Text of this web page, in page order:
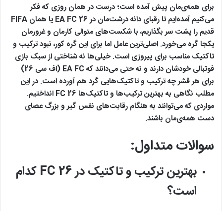
برای همه‌ی‌مان پیش آمده است؛ درست در همان روزی که فکر
می‌کنیم آمده‌ایم تا رقبای دانه درشت‌مان در EA FC 26 یا همان FIFA
قدیم را پشت سر بگذاریم، با شکست‌های متوالی کارمان و غرورمان
یکجا گره می‌خورد. اصلی‌ترین عامل اما برای این گره کور، نبود ترکیب و
تاکتیک مناسب برای پیروزی است. خیلی‌ها نه شناختی از سبک بازی
فوتبالی خودشان دارند و نه حتی می‌دانند که EA FC (اف سی 26)
برای هر قشر چه ترکیب و تاکتیک‌هایی گرد هم آورده است. در این
مطلب نگاهی به بهترین ترکیب‌ها و تاکتیک‌ها FC 26 انداختیم.
مواردی که می‌توانند به هنگام رقابت‌های نفس گیر و بزرگ عصای
دست‌ همه‌ی‌مان باشند.
سوالات متداول:
بهترین ترکیب و تاکتیک در FC 26 کدام
است؟